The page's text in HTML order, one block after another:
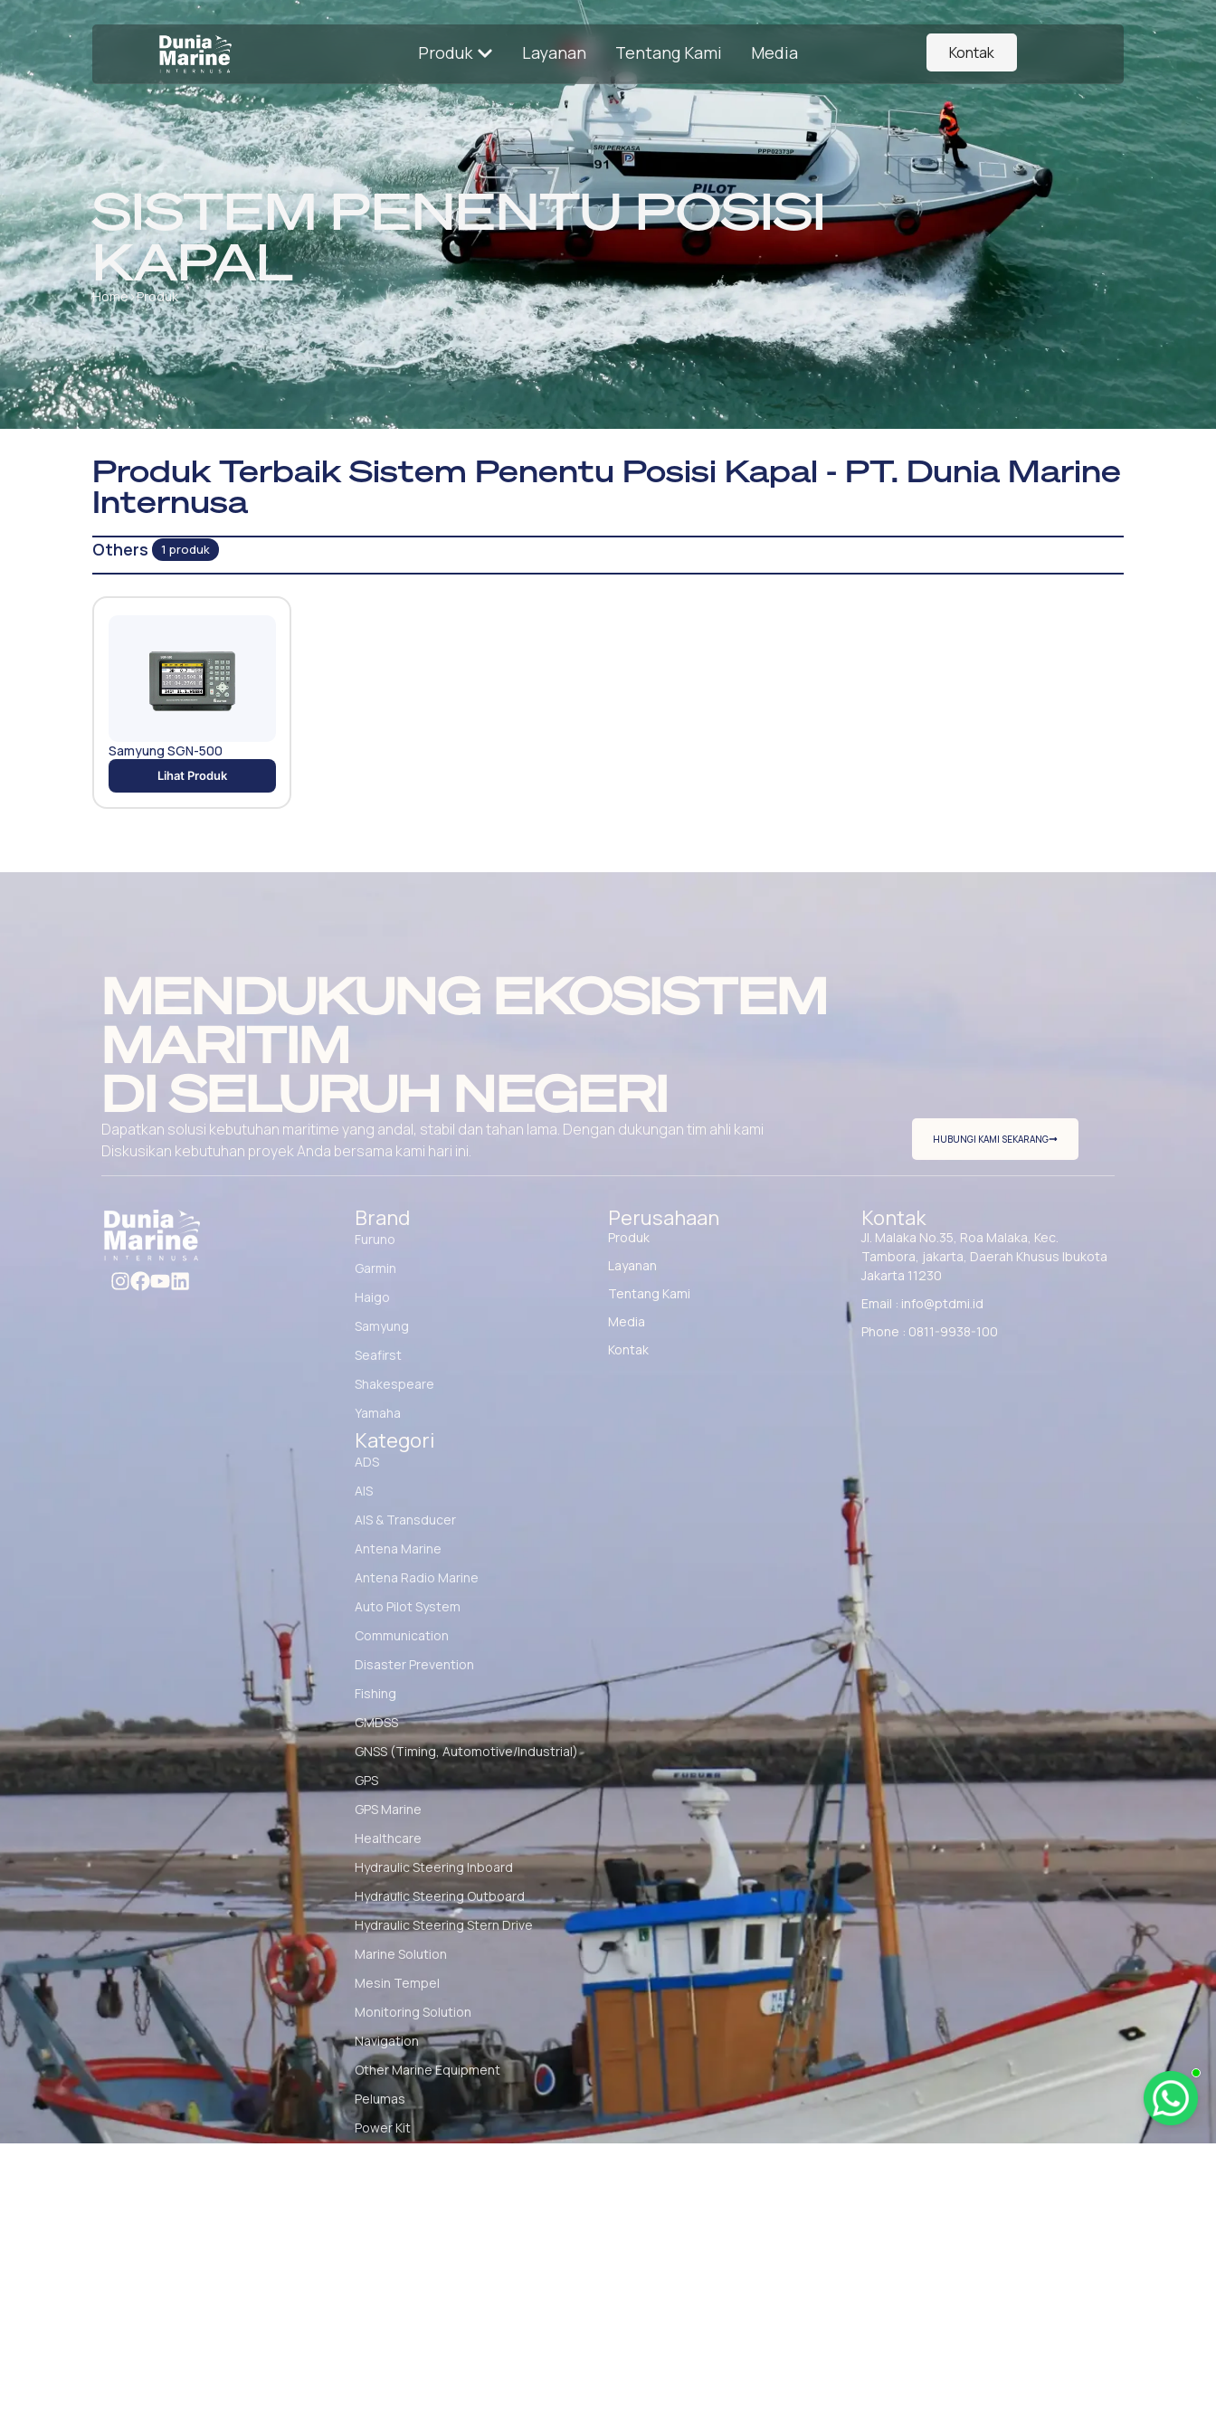
Produk Layanan Tentang Kami Media Kontak
SISTEM PENENTU POSISI
KAPAL
Home›Produk
Produk Terbaik Sistem Penentu Posisi Kapal - PT. Dunia Marine
Internusa
Others 1 produk
Samyung SGN-500
Lihat Produk
MENDUKUNG EKOSISTEM
MARITIM
DI SELURUH NEGERI
Dapatkan solusi kebutuhan maritime yang andal, stabil dan tahan lama. Dengan dukungan tim ahli kami
Diskusikan kebutuhan proyek Anda bersama kami hari ini.
HUBUNGI KAMI SEKARANG
Brand
Furuno
Garmin
Haigo
Samyung
Seafirst
Shakespeare
Yamaha
Kategori
ADS
AIS
AIS & Transducer
Antena Marine
Antena Radio Marine
Auto Pilot System
Communication
Disaster Prevention
Fishing
GMDSS
GNSS (Timing, Automotive/Industrial)
GPS
GPS Marine
Healthcare
Hydraulic Steering Inboard
Hydraulic Steering Outboard
Hydraulic Steering Stern Drive
Marine Solution
Mesin Tempel
Monitoring Solution
Navigation
Other Marine Equipment
Pelumas
Power Kit
Perusahaan
Produk
Layanan
Tentang Kami
Media
Kontak
Kontak
Jl. Malaka No.35, Roa Malaka, Kec.
Tambora, jakarta, Daerah Khusus Ibukota
Jakarta 11230
Email : info@ptdmi.id
Phone : 0811-9938-100